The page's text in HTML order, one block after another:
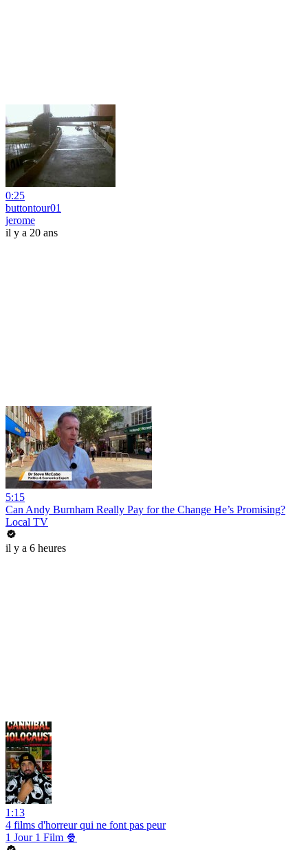
0:25
buttontour01
jerome
il y a 20 ans
5:15
Can Andy Burnham Really Pay for the Change He’s Promising?
Local TV
il y a 6 heures
1:13
4 films d'horreur qui ne font pas peur
1 Jour 1 Film 🍿